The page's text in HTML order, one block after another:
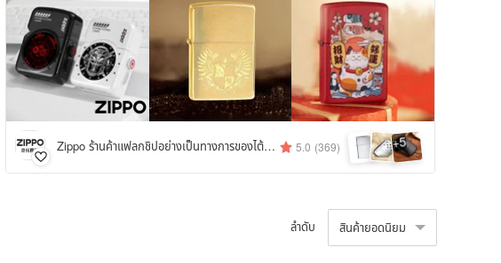
Zippo ร้านค้าแฟลกชิปอย่างเป็นทางการของไต้หวัน 5.0 (369) +5
ลำดับ สินค้ายอดนิยม